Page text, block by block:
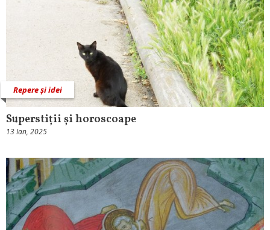
Repere și idei
Superstiții și horoscoape
13 Ian, 2025